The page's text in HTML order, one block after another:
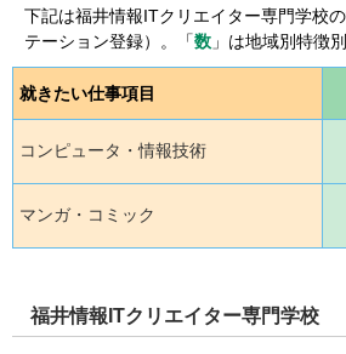
下記は福井情報ITクリエイター専門学校
テーション登録）。「数 」は地域別特徴
就きたい仕事項目
コンピュータ・情報技術
マンガ・コミック
福井情報ITクリエイター専門学校